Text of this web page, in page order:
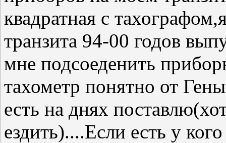
квадратная с
транзита 94-00 годов
мне подсоеденить
тахометр понятно от
есть на днях
ездить)....Если есть у